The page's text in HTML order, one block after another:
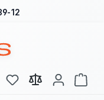
12
У вас є 0 у списку